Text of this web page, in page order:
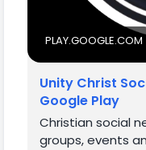
Opravený kurzor v
teď naprosto
A spousta dalších
dokonalosti pro
PLAY.GOOGLE.COM
Unity Christ
Google Play
Christian social
groups, events